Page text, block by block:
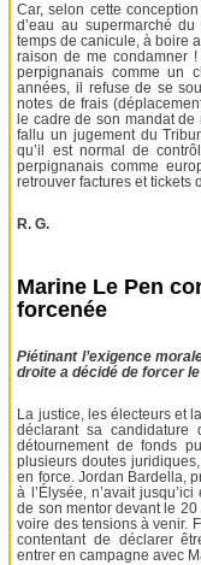
Car, selon cette
d’eau au supermarché
temps de canicule, à boire
raison de me condamner
perpignanais comme un
années, il refuse de se
notes de frais
le cadre de son mandat
fallu un jugement du
qu’il est normal de
perpignanais comme
retrouver factures et tickets
R. G.
Marine Le Pen
forcenée
Piétinant l’exigence
droite a décidé de forcer
La justice, les électeurs et
déclarant sa candidature
détournement de fonds
plusieurs doutes
en force. Jordan Bardella,
à l’Élysée, n’avait
de son mentor devant le
voire des tensions à venir.
contentant de déclarer
entrer en campagne avec